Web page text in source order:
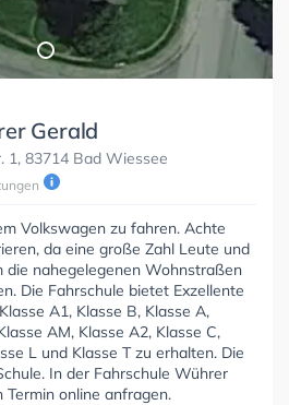
Gerald
1, 83714 Bad Wiessee
Volkswagen zu fahren. Achte
da eine große Zahl Leute und
die nahegelegenen Wohnstraßen
Die Fahrschule bietet Exzellente
A1, Klasse B, Klasse A,
AM, Klasse A2, Klasse C,
L und Klasse T zu erhalten. Die
In der Fahrschule Wührer
Termin online anfragen.